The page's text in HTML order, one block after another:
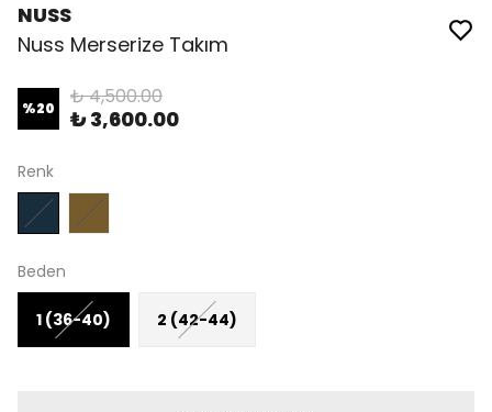
NUSS
Nuss Merserize Takım
%20 ₺ 4,500.00
₺ 3,600.00
Renk
Beden
1 (36-40) 2 (42-44)